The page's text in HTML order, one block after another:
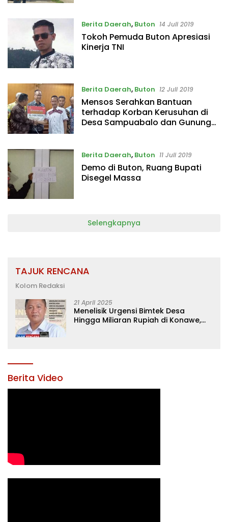
Berita Daerah, Buton 14 Juli 2019
Tokoh Pemuda Buton Apresiasi
Kinerja TNI
Berita Daerah, Buton 12 Juli 2019
Mensos Serahkan Bantuan
terhadap Korban Kerusuhan di
Desa Sampuabalo dan Gunung
Berita Daerah, Buton 11 Juli 2019
Demo di Buton, Ruang Bupati
Disegel Massa
Selengkapnya
TAJUK RENCANA
Kolom Redaksi
21 April 2025
Menelisik Urgensi Bimtek Desa
Hingga Miliaran Rupiah di Konawe,
Berita Video